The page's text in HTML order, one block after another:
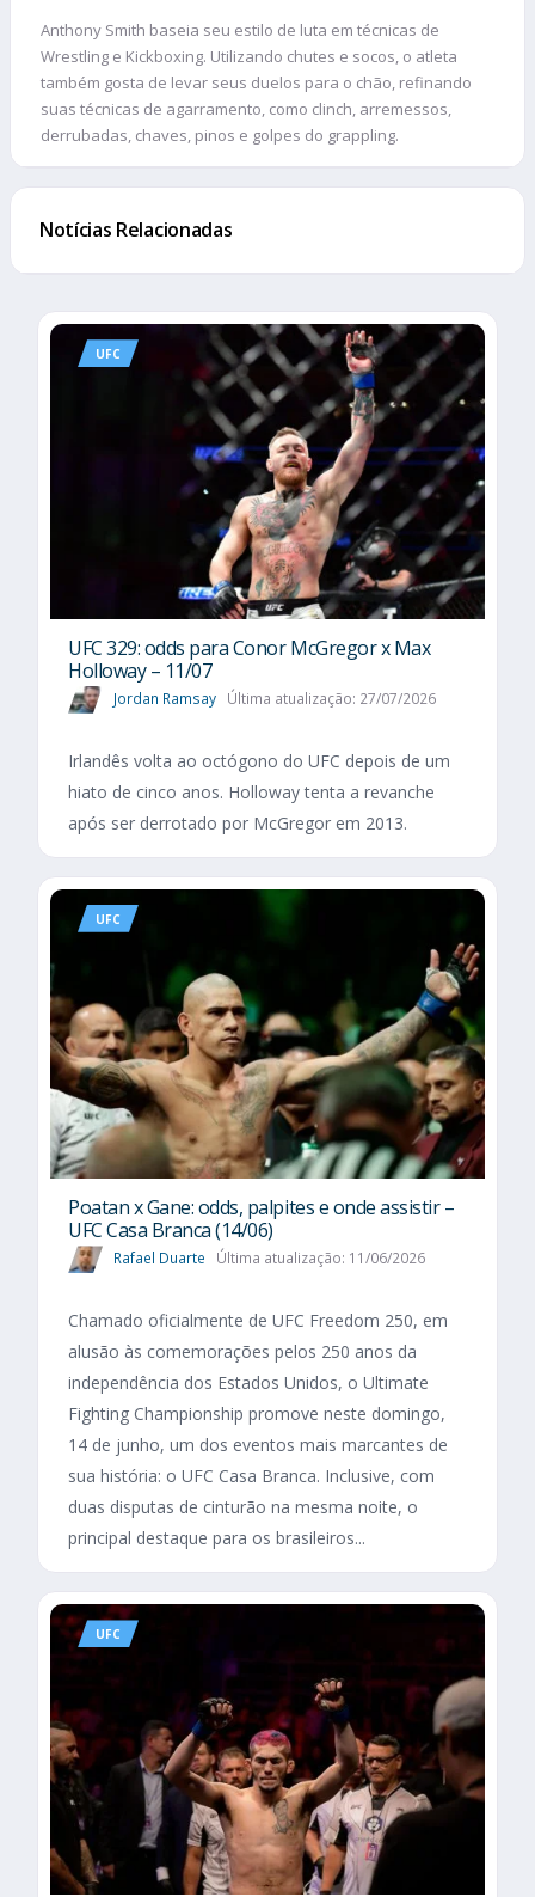
Anthony Smith baseia seu estilo de luta em técnicas de
Wrestling e Kickboxing. Utilizando chutes e socos, o atleta
também gosta de levar seus duelos para o chão, refinando
suas técnicas de agarramento, como clinch, arremessos,
derrubadas, chaves, pinos e golpes do grappling.
Notícias Relacionadas
UFC
UFC 329: odds para Conor McGregor x Max
Holloway – 11/07
Jordan Ramsay Última atualização: 27/07/2026
Irlandês volta ao octógono do UFC depois de um
hiato de cinco anos. Holloway tenta a revanche
após ser derrotado por McGregor em 2013.
UFC
Poatan x Gane: odds, palpites e onde assistir –
UFC Casa Branca (14/06)
Rafael Duarte Última atualização: 11/06/2026
Chamado oficialmente de UFC Freedom 250, em
alusão às comemorações pelos 250 anos da
independência dos Estados Unidos, o Ultimate
Fighting Championship promove neste domingo,
14 de junho, um dos eventos mais marcantes de
sua história: o UFC Casa Branca. Inclusive, com
duas disputas de cinturão na mesma noite, o
principal destaque para os brasileiros...
UFC